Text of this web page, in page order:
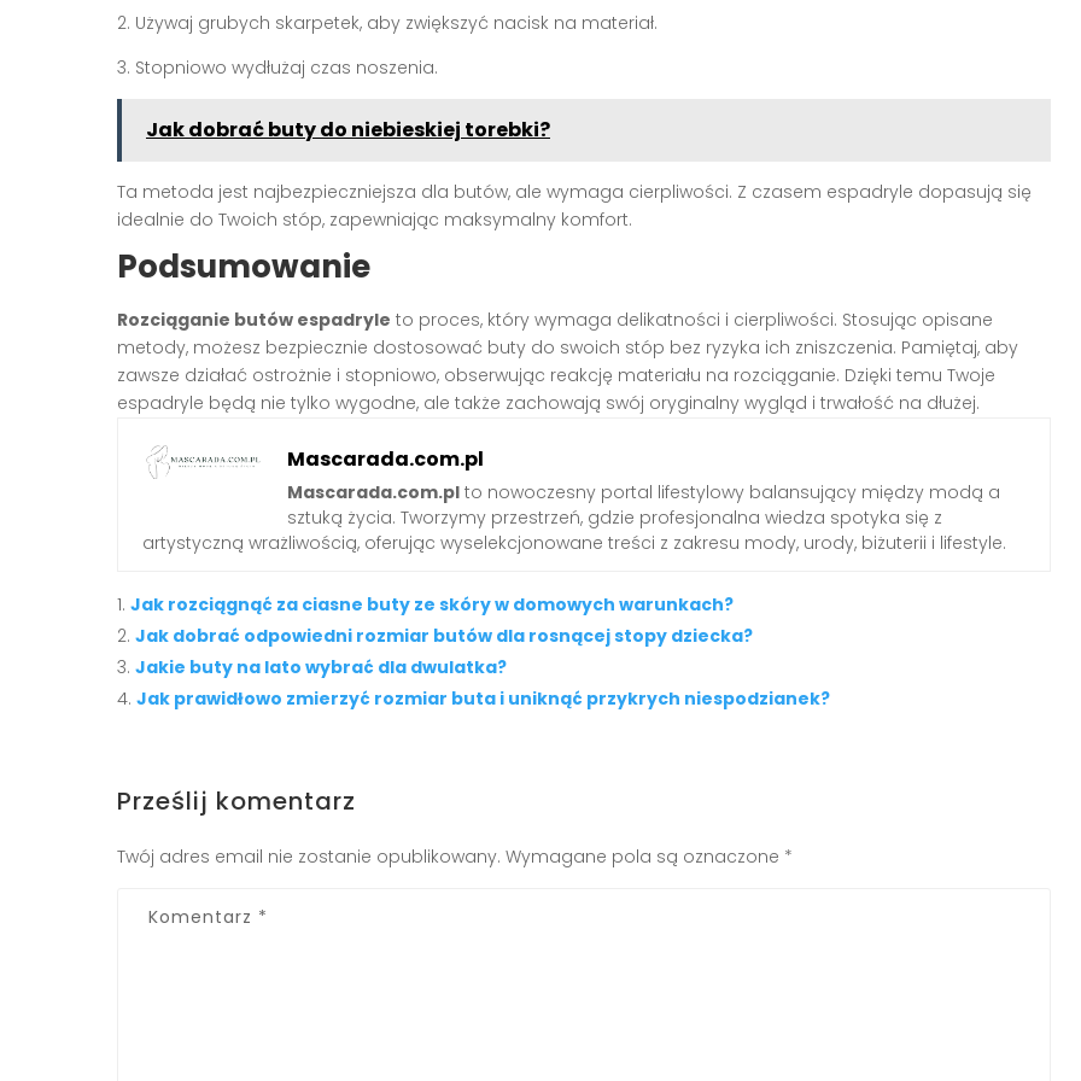
2. Używaj grubych skarpetek, aby zwiększyć nacisk na materiał.
3. Stopniowo wydłużaj czas noszenia.
Jak dobrać buty do niebieskiej torebki?
Ta metoda jest najbezpieczniejsza dla butów, ale wymaga cierpliwości. Z czasem espadryle dopasują się
idealnie do Twoich stóp, zapewniając maksymalny komfort.
Podsumowanie
Rozciąganie butów espadryle to proces, który wymaga delikatności i cierpliwości. Stosując opisane
metody, możesz bezpiecznie dostosować buty do swoich stóp bez ryzyka ich zniszczenia. Pamiętaj, aby
zawsze działać ostrożnie i stopniowo, obserwując reakcję materiału na rozciąganie. Dzięki temu Twoje
espadryle będą nie tylko wygodne, ale także zachowają swój oryginalny wygląd i trwałość na dłużej.
Mascarada.com.pl
Mascarada.com.pl to nowoczesny portal lifestylowy balansujący między modą a
sztuką życia. Tworzymy przestrzeń, gdzie profesjonalna wiedza spotyka się z
artystyczną wrażliwością, oferując wyselekcjonowane treści z zakresu mody, urody, biżuterii i lifestyle.
Jak rozciągnąć za ciasne buty ze skóry w domowych warunkach?
Jak dobrać odpowiedni rozmiar butów dla rosnącej stopy dziecka?
Jakie buty na lato wybrać dla dwulatka?
Jak prawidłowo zmierzyć rozmiar buta i uniknąć przykrych niespodzianek?
Prześlij komentarz
Twój adres email nie zostanie opublikowany. Wymagane pola są oznaczone *